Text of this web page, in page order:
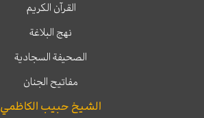
القرآن الكريم
نهج البلاغة
الصحيفة السجادية
مفاتيح الجنان
الشيخ حبيب الكاظمي